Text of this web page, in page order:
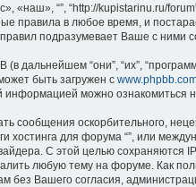
«наш», “”, “http://kupistarinu.ru/
правила в любое время, и
подразумевает Ваше с ними
“они”, “их”,
быть загружен с
информацией можно ознакомиться
сообщения оскорбительного,
хостинга для форума “”, или
С этой целью
любую тему на форуме. Как
Вашего согласия,